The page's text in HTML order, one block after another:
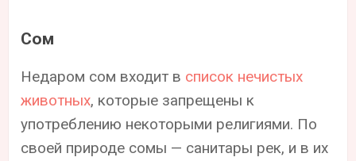
Сом
Недаром сом входит в список нечистых
животных, которые запрещены к
употреблению некоторыми религиями. По
своей природе сомы — санитары рек, и в их